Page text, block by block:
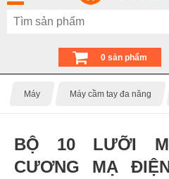
0 sản phẩm
Máy Máy cầm tay đa năng
BỘ 10 LƯỠI
CƯƠNG MẠ